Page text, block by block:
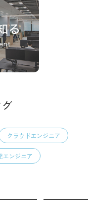
クラウドエンジニア
エンジニア